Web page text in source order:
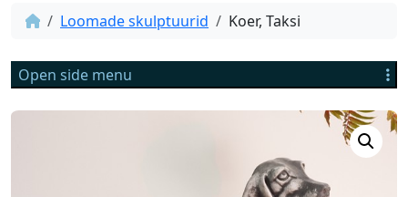
Loomade skulptuurid Koer, Taksi
Open side menu